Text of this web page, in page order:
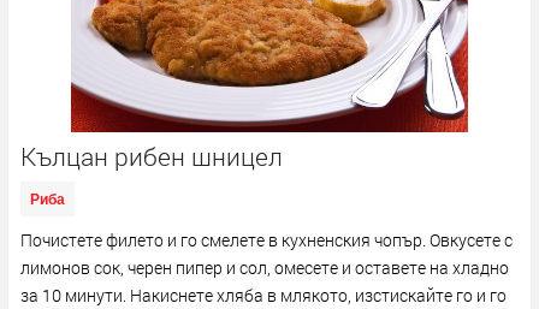
Кълцан рибен шницел
Риба
Почистете филето и го смелете в кухненския чопър. Овкусете с
лимонов сок, черен пипер и сол, омесете и оставете на хладно
за 10 минути. Накиснете хляба в млякото, изстискайте го и го